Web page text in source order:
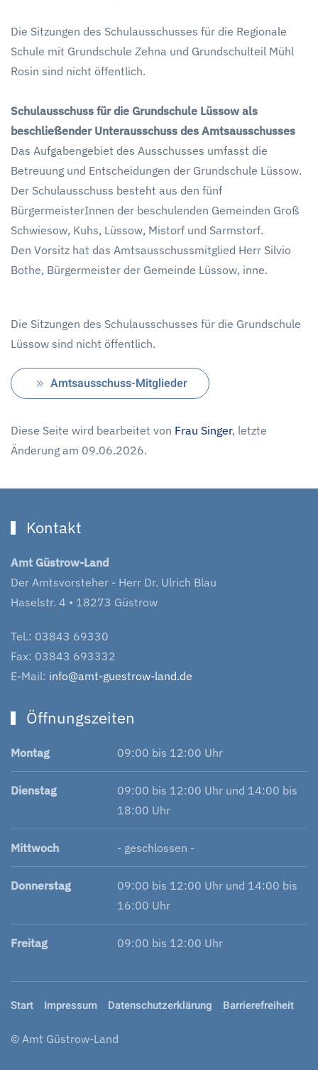
Die Sitzungen des Schulausschusses für die Regionale
Schule mit Grundschule Zehna und Grundschulteil Mühl
Rosin sind nicht öffentlich.
Schulausschuss für die Grundschule Lüssow als
beschließender Unterausschuss des Amtsausschusses
Das Aufgabengebiet des Ausschusses umfasst die
Betreuung und Entscheidungen der Grundschule Lüssow.
Der Schulausschuss besteht aus den fünf
BürgermeisterInnen der beschulenden Gemeinden Groß
Schwiesow, Kuhs, Lüssow, Mistorf und Sarmstorf.
Den Vorsitz hat das Amtsausschussmitglied Herr Silvio
Bothe, Bürgermeister der Gemeinde Lüssow, inne.
Die Sitzungen des Schulausschusses für die Grundschule
Lüssow sind nicht öffentlich.
Amtsausschuss-Mitglieder
Diese Seite wird bearbeitet von Frau Singer, letzte
Änderung am 09.06.2026.
Kontakt
Amt Güstrow-Land
Der Amtsvorsteher - Herr Dr. Ulrich Blau
Haselstr. 4 • 18273 Güstrow
Tel.: 03843 69330
Fax: 03843 693332
E-Mail: info@amt-guestrow-land.de
Öffnungszeiten
Montag 09:00 bis 12:00 Uhr
Dienstag
09:00 bis 12:00 Uhr und 14:00 bis
18:00 Uhr
Mittwoch - geschlossen -
Donnerstag
09:00 bis 12:00 Uhr und 14:00 bis
16:00 Uhr
Freitag 09:00 bis 12:00 Uhr
Start Impressum Datenschutzerklärung Barrierefreiheit
© Amt Güstrow-Land